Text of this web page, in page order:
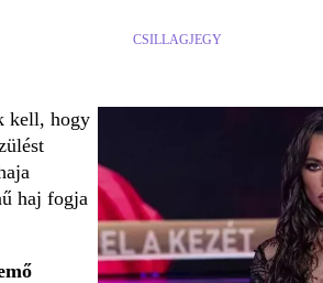
kell, hogy
haj fogja
CSILLAGJEGY